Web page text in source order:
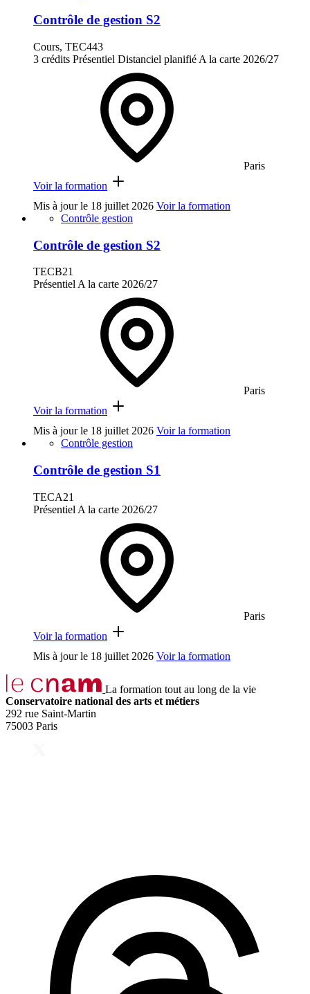
Contrôle de gestion S2
Cours, TEC443
3 crédits Présentiel Distanciel planifié A la carte 2026/27
Paris
Voir la formation
Mis à jour le 18 juillet 2026 Voir la formation
Contrôle gestion
Contrôle de gestion S2
TECB21
Présentiel A la carte 2026/27
Paris
Voir la formation
Mis à jour le 18 juillet 2026 Voir la formation
Contrôle gestion
Contrôle de gestion S1
TECA21
Présentiel A la carte 2026/27
Paris
Voir la formation
Mis à jour le 18 juillet 2026 Voir la formation
La formation tout au long de la vie
Conservatoire national des arts et métiers
292 rue Saint-Martin
75003 Paris